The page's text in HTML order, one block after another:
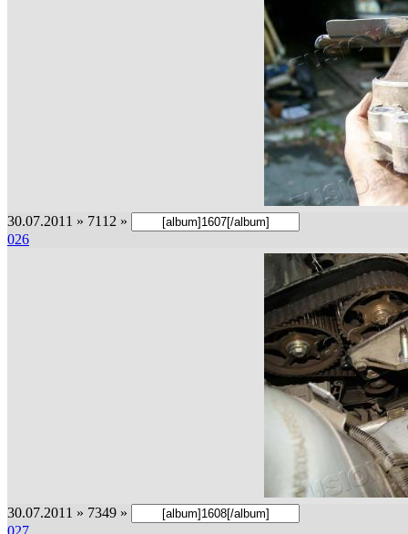
30.07.2011 » 7112 »
026
30.07.2011 » 7349 »
027